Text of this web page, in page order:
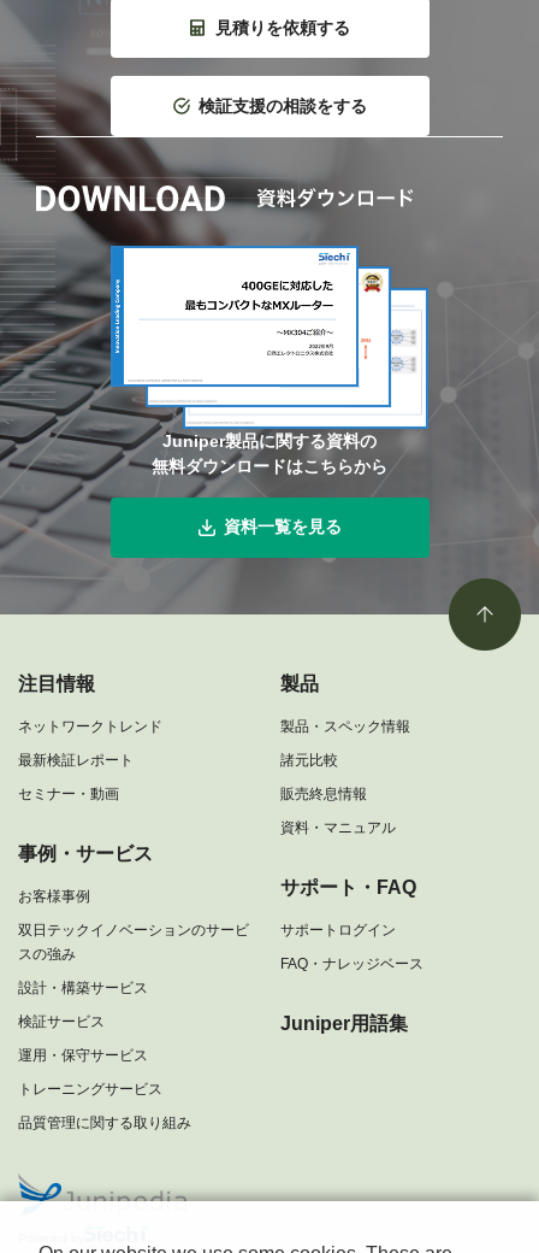
見積りを依頼する
検証支援の相談をする
Juniper製品に関する資料の
無料ダウンロードはこちらから
資料一覧を見る
注目情報
ネットワークトレンド
最新検証レポート
セミナー・動画
事例・サービス
お客様事例
双日テックイノベーションのサービ
スの強み
設計・構築サービス
検証サービス
運用・保守サービス
トレーニングサービス
品質管理に関する取り組み
製品
製品・スペック情報
諸元比較
販売終息情報
資料・マニュアル
サポート・FAQ
サポートログイン
FAQ・ナレッジベース
Juniper用語集